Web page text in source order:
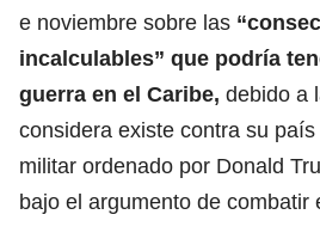
e noviembre sobre las
incalculables” que podría
guerra en el Caribe, debido a
considera existe contra su
militar ordenado por Donald
bajo el argumento de combatir